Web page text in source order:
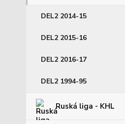
DEL2 2014-15
DEL2 2015-16
DEL2 2016-17
DEL2 1994-95
Ruská liga - KHL